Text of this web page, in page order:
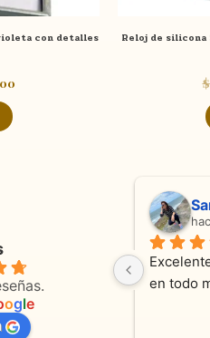
con detalles
Reloj de
$
ogle
amabilidad y
en todo